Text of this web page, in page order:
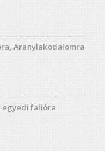
Aranylakodalomra
egyedi falióra